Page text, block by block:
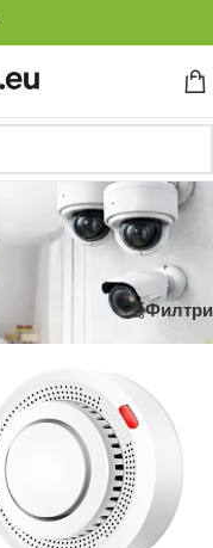
Showing all 4 results
Филтри